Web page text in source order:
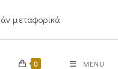
μεταφορικά
0 MENU